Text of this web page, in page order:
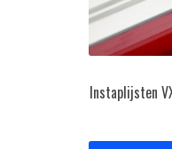
Instaplijsten